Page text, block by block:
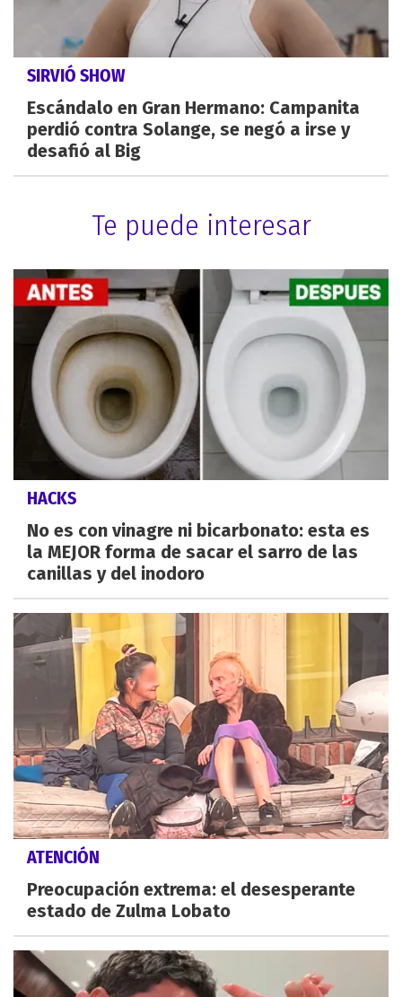
SIRVIÓ SHOW
Escándalo en Gran Hermano: Campanita
perdió contra Solange, se negó a irse y
desafió al Big
Te puede interesar
HACKS
No es con vinagre ni bicarbonato: esta es
la MEJOR forma de sacar el sarro de las
canillas y del inodoro
ATENCIÓN
Preocupación extrema: el desesperante
estado de Zulma Lobato